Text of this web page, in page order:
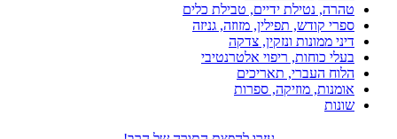
טהרה, נטילת ידיים, טבילת כלים
ספרי קודש, תפילין, מזוזה, גניזה
דיני ממונות ונזקין, צדקה
בעלי כוחות, ריפוי אלטרנטיבי
הלוח העברי, תאריכים
אומנות, מוזיקה, ספרות
שונות